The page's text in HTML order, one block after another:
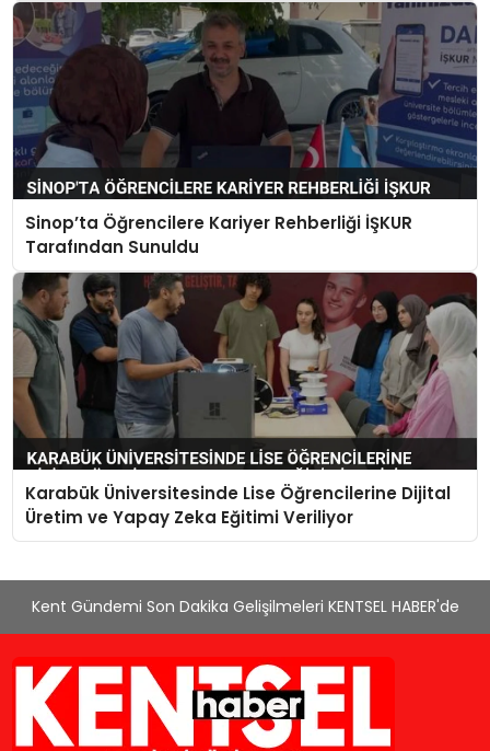
Sinop’ta Öğrencilere Kariyer Rehberliği İŞKUR
Tarafından Sunuldu
Karabük Üniversitesinde Lise Öğrencilerine Dijital
Üretim ve Yapay Zeka Eğitimi Veriliyor
Kent Gündemi Son Dakika Gelişilmeleri KENTSEL HABER'de